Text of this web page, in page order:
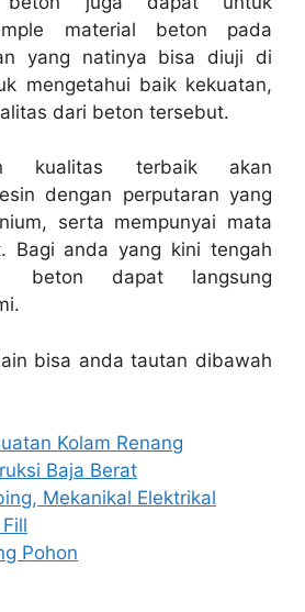
material beton pada
yang natinya bisa diuji di
mengetahui baik kekuatan,
dari beton tersebut.
kualitas terbaik akan
dengan perputaran yang
serta mempunyai mata
Bagi anda yang kini tengah
beton dapat langsung
bisa anda tautan dibawah
Kolam Renang
Baja Berat
Mekanikal Elektrikal
Pohon